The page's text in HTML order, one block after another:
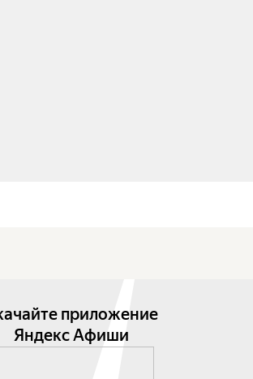
приложение
Яндекс Афиши